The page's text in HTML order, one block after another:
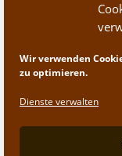
Wir verwenden
zu optimieren.
Dienste verwalten